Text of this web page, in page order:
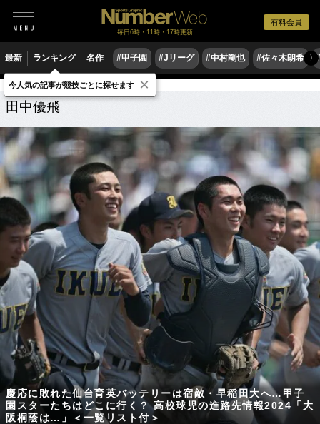
有料会員
毎日6時・11時・17時更新
最新 ランキング 名作 #甲子園 #Jリーグ #中村剛也 #佐々木朗希 〉
田中優飛 関連記事
田中優飛
慶応に敗れた仙台育英バッテリーは宿敵・早稲田大へ…甲子
園スターたちはどこに行く？ 高校球児の進路先情報2024「大
阪桐蔭は…」＜一覧リスト付＞
今人気の記事が競技ごとに探せます ×